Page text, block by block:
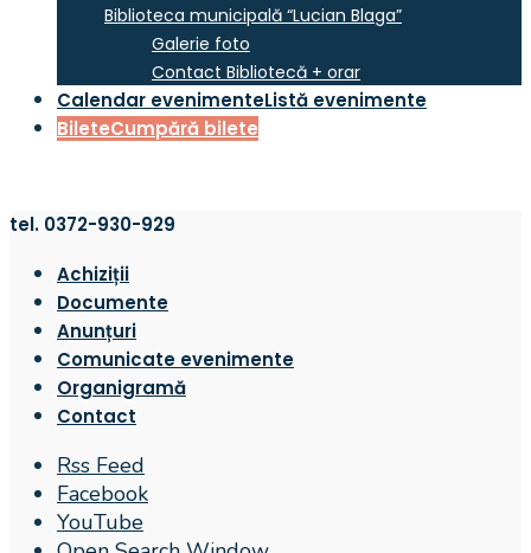
Biblioteca municipală “Lucian Blaga”
Galerie foto
Contact Bibliotecă + orar
Calendar evenimenteListă evenimente
BileteCumpără bilete
tel. 0372-930-929
Achiziții
Documente
Anunțuri
Comunicate evenimente
Organigramă
Contact
Rss Feed
Facebook
YouTube